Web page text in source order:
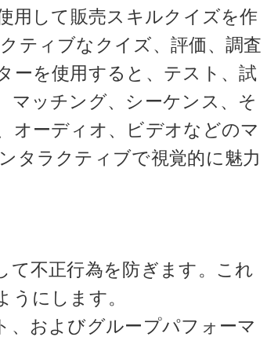
用して販売スキルクイズを作
ティブなクイズ、評価、調査
ーを使用すると、テスト、試
マッチング、シーケンス、そ
オーディオ、ビデオなどのマ
タラクティブで視覚的に魅力
不正行為を防ぎます。これ
にします。
およびグループパフォーマ